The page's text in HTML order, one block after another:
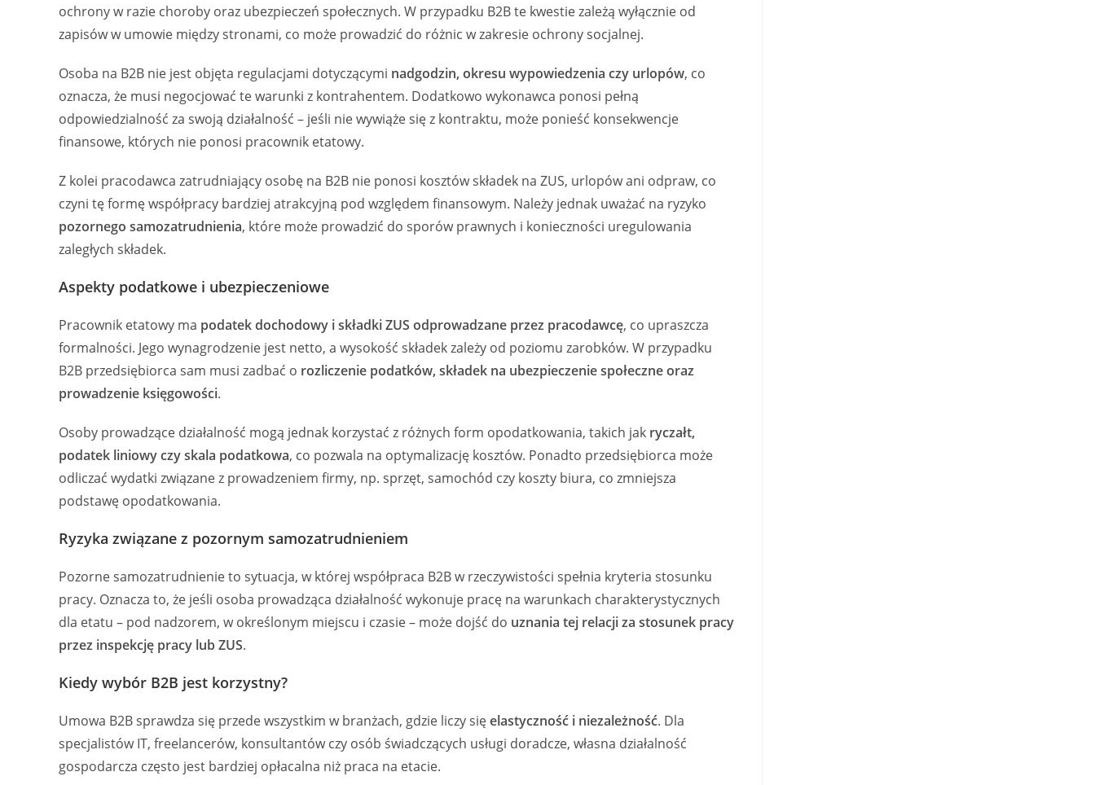
ochrony w razie choroby oraz ubezpieczeń społecznych. W przypadku B2B te kwestie zależą wyłącznie od
zapisów w umowie między stronami, co może prowadzić do różnic w zakresie ochrony socjalnej.
Osoba na B2B nie jest objęta regulacjami dotyczącymi nadgodzin, okresu wypowiedzenia czy urlopów, co
oznacza, że musi negocjować te warunki z kontrahentem. Dodatkowo wykonawca ponosi pełną
odpowiedzialność za swoją działalność – jeśli nie wywiąże się z kontraktu, może ponieść konsekwencje
finansowe, których nie ponosi pracownik etatowy.
Z kolei pracodawca zatrudniający osobę na B2B nie ponosi kosztów składek na ZUS, urlopów ani odpraw, co
czyni tę formę współpracy bardziej atrakcyjną pod względem finansowym. Należy jednak uważać na ryzyko
pozornego samozatrudnienia, które może prowadzić do sporów prawnych i konieczności uregulowania
zaległych składek.
Aspekty podatkowe i ubezpieczeniowe
Pracownik etatowy ma podatek dochodowy i składki ZUS odprowadzane przez pracodawcę, co upraszcza
formalności. Jego wynagrodzenie jest netto, a wysokość składek zależy od poziomu zarobków. W przypadku
B2B przedsiębiorca sam musi zadbać o rozliczenie podatków, składek na ubezpieczenie społeczne oraz
prowadzenie księgowości.
Osoby prowadzące działalność mogą jednak korzystać z różnych form opodatkowania, takich jak ryczałt,
podatek liniowy czy skala podatkowa, co pozwala na optymalizację kosztów. Ponadto przedsiębiorca może
odliczać wydatki związane z prowadzeniem firmy, np. sprzęt, samochód czy koszty biura, co zmniejsza
podstawę opodatkowania.
Ryzyka związane z pozornym samozatrudnieniem
Pozorne samozatrudnienie to sytuacja, w której współpraca B2B w rzeczywistości spełnia kryteria stosunku
pracy. Oznacza to, że jeśli osoba prowadząca działalność wykonuje pracę na warunkach charakterystycznych
dla etatu – pod nadzorem, w określonym miejscu i czasie – może dojść do uznania tej relacji za stosunek pracy
przez inspekcję pracy lub ZUS.
Kiedy wybór B2B jest korzystny?
Umowa B2B sprawdza się przede wszystkim w branżach, gdzie liczy sięelastyczność i niezależność. Dla
specjalistów IT, freelancerów, konsultantów czy osób świadczących usługi doradcze, własna działalność
gospodarcza często jest bardziej opłacalna niż praca na etacie.